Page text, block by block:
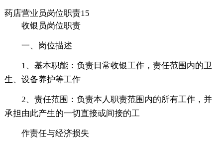
药店营业员岗位职责15
收银员岗位职责
一、岗位描述
1、基本职能：负责日常收银工作，责任范围内的卫
生、设备养护等工作
2、责任范围：负责本人职责范围内的所有工作，并
承担由此产生的一切直接或间接的工
作责任与经济损失